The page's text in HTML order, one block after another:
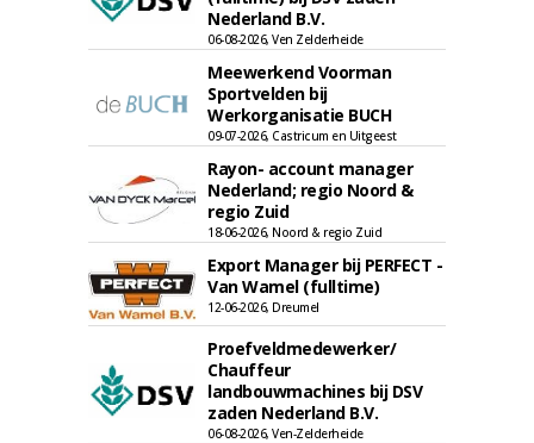
Nederland B.V.
06-08-2026, Ven Zelderheide
Meewerkend Voorman
Sportvelden bij
Werkorganisatie BUCH
09-07-2026, Castricum en Uitgeest
Rayon- account manager
Nederland; regio Noord &
regio Zuid
18-06-2026, Noord & regio Zuid
Export Manager bij PERFECT -
Van Wamel (fulltime)
12-06-2026, Dreumel
Proefveldmedewerker/
Chauffeur
landbouwmachines bij DSV
zaden Nederland B.V.
06-08-2026, Ven-Zelderheide